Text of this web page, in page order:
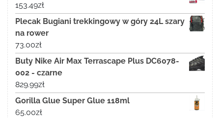
153.49zł
Plecak Bugiani trekkingowy w góry 24L szary
na rower
73.00zł
Buty Nike Air Max Terrascape Plus DC6078-
002 - czarne
829.99zł
Gorilla Glue Super Glue 118ml
65.00zł